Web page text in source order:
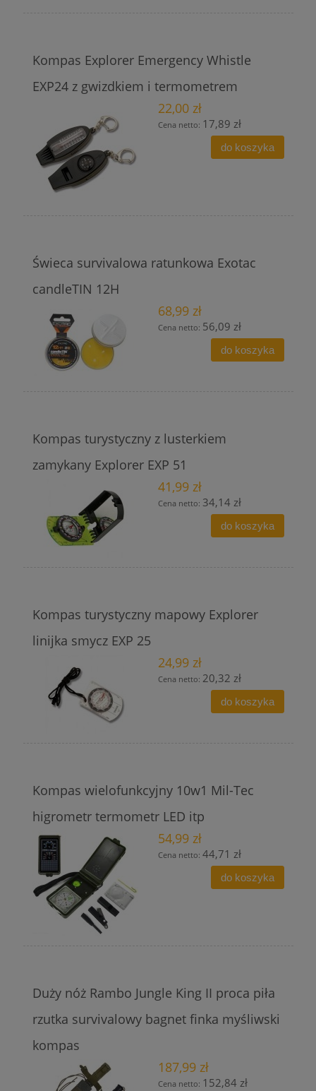
Kompas Explorer Emergency Whistle
EXP24 z gwizdkiem i termometrem
22,00 zł
Cena netto: 17,89 zł
do koszyka
Świeca survivalowa ratunkowa Exotac
candleTIN 12H
68,99 zł
Cena netto: 56,09 zł
do koszyka
Kompas turystyczny z lusterkiem
zamykany Explorer EXP 51
41,99 zł
Cena netto: 34,14 zł
do koszyka
Kompas turystyczny mapowy Explorer
linijka smycz EXP 25
24,99 zł
Cena netto: 20,32 zł
do koszyka
Kompas wielofunkcyjny 10w1 Mil-Tec
higrometr termometr LED itp
54,99 zł
Cena netto: 44,71 zł
do koszyka
Duży nóż Rambo Jungle King II proca piła
rzutka survivalowy bagnet finka myśliwski
kompas
187,99 zł
Cena netto: 152,84 zł